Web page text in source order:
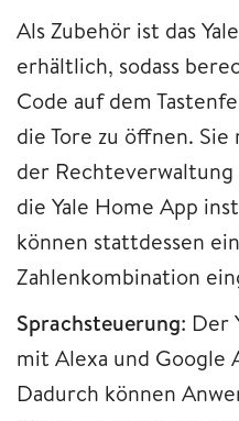
Als Zubehör ist das
erhältlich, sodass
Code auf dem
die Tore zu öffnen. Sie
der
die Yale Home App
können stattdessen
Zahlenkombination
Sprachsteuerung: Der
mit Alexa und Google
Dadurch können